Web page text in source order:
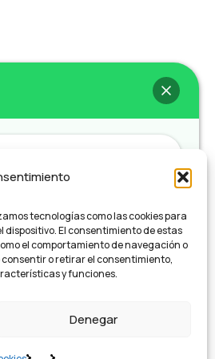
tecnologías como las cookies para
El consentimiento de estas
el comportamiento de navegación o
o retirar el consentimiento,
y funciones.
Denegar
Development
Smart HomeX
de privacidad
presupuesto o impresión
ayudarte?